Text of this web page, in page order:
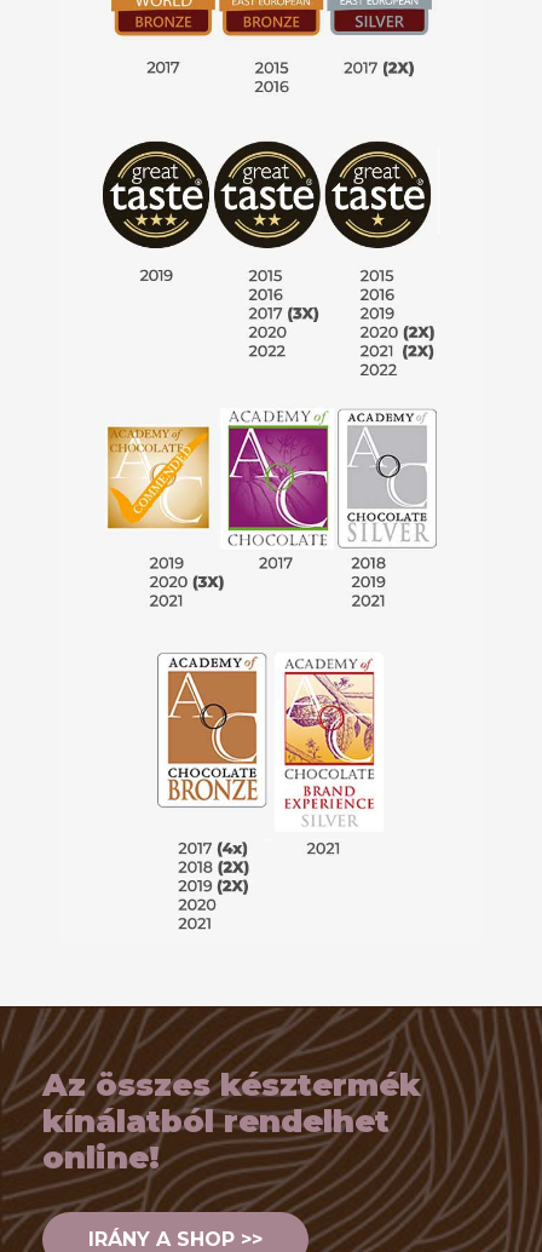
Az összes késztermék
kínálatból rendelhet
online!
IRÁNY A SHOP >>